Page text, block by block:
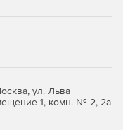
и кредиторской
ул. Льва
1, комн. № 2, 2а